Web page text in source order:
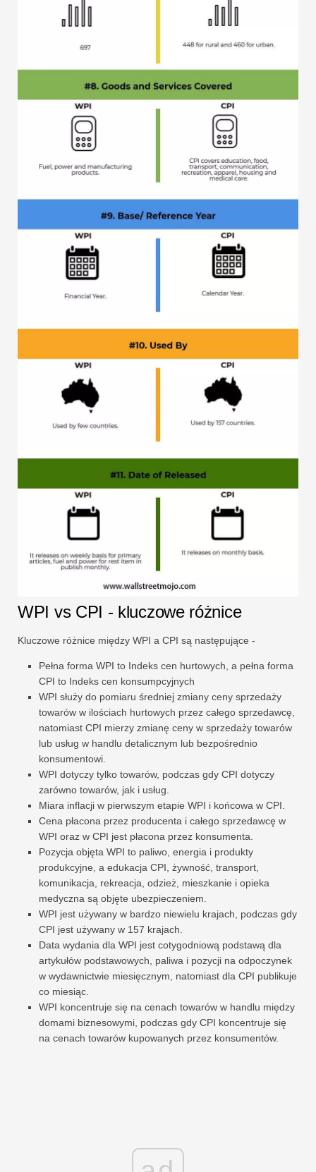
WPI vs CPI - kluczowe różnice
Kluczowe różnice między WPI a CPI są następujące -
Pełna forma WPI to Indeks cen hurtowych, a pełna forma
CPI to Indeks cen konsumpcyjnych
WPI służy do pomiaru średniej zmiany ceny sprzedaży
towarów w ilościach hurtowych przez całego sprzedawcę,
natomiast CPI mierzy zmianę ceny w sprzedaży towarów
lub usług w handlu detalicznym lub bezpośrednio
konsumentowi.
WPI dotyczy tylko towarów, podczas gdy CPI dotyczy
zarówno towarów, jak i usług.
Miara inflacji w pierwszym etapie WPI i końcowa w CPI.
Cena płacona przez producenta i całego sprzedawcę w
WPI oraz w CPI jest płacona przez konsumenta.
Pozycja objęta WPI to paliwo, energia i produkty
produkcyjne, a edukacja CPI, żywność, transport,
komunikacja, rekreacja, odzież, mieszkanie i opieka
medyczna są objęte ubezpieczeniem.
WPI jest używany w bardzo niewielu krajach, podczas gdy
CPI jest używany w 157 krajach.
Data wydania dla WPI jest cotygodniową podstawą dla
artykułów podstawowych, paliwa i pozycji na odpoczynek
w wydawnictwie miesięcznym, natomiast dla CPI publikuje
co miesiąc.
WPI koncentruje się na cenach towarów w handlu między
domami biznesowymi, podczas gdy CPI koncentruje się
na cenach towarów kupowanych przez konsumentów.